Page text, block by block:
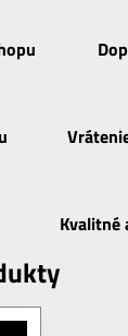
Kvalitné